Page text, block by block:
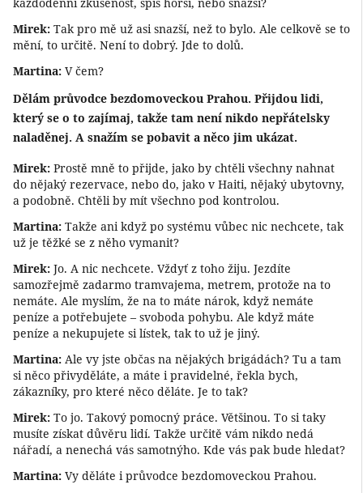
každodenní zkušenost, spíš horší, nebo snazší?
Mirek: Tak pro mě už asi snazší, než to bylo. Ale celkově se to
mění, to určitě. Není to dobrý. Jde to dolů.
Martina: V čem?
Dělám průvodce bezdomoveckou Prahou. Přijdou lidi,
který se o to zajímaj, takže tam není nikdo nepřátelsky
naladěnej. A snažím se pobavit a něco jim ukázat.
Mirek: Prostě mně to přijde, jako by chtěli všechny nahnat
do nějaký rezervace, nebo do, jako v Haiti, nějaký ubytovny,
a podobně. Chtěli by mít všechno pod kontrolou.
Martina: Takže ani když po systému vůbec nic nechcete, tak
už je těžké se z něho vymanit?
Mirek: Jo. A nic nechcete. Vždyť z toho žiju. Jezdíte
samozřejmě zadarmo tramvajema, metrem, protože na to
nemáte. Ale myslím, že na to máte nárok, když nemáte
peníze a potřebujete – svoboda pohybu. Ale když máte
peníze a nekupujete si lístek, tak to už je jiný.
Martina: Ale vy jste občas na nějakých brigádách? Tu a tam
si něco přivyděláte, a máte i pravidelné, řekla bych,
zákazníky, pro které něco děláte. Je to tak?
Mirek: To jo. Takový pomocný práce. Většinou. To si taky
musíte získat důvěru lidí. Takže určitě vám nikdo nedá
nářadí, a nenechá vás samotnýho. Kde vás pak bude hledat?
Martina: Vy děláte i průvodce bezdomoveckou Prahou.